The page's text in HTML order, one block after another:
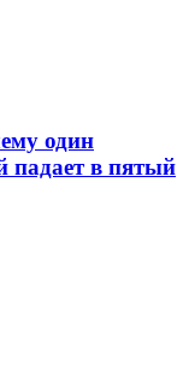
один
падает в пятый